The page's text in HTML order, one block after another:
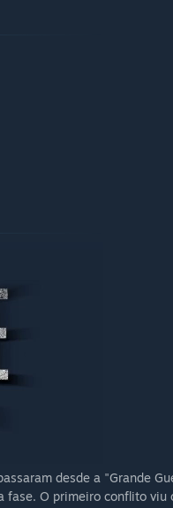
desde a "Grande
fase. O primeiro conflito viu